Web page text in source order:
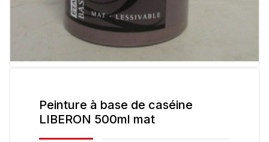
Peinture à base de caséine
LIBERON 500ml mat